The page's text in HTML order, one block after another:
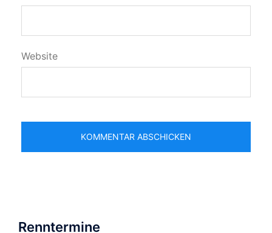
Website
Renntermine